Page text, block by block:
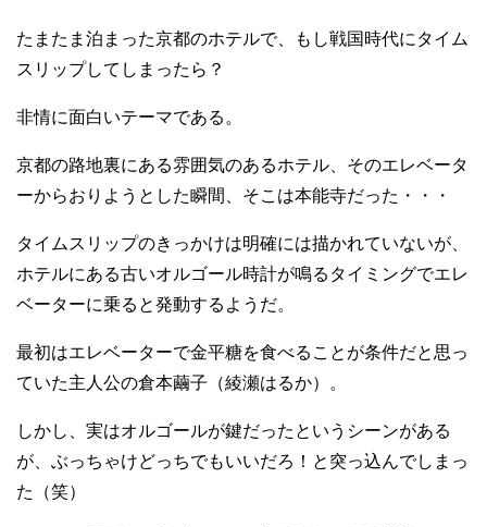
たまたま泊まった京都のホテルで、もし戦国時代にタイム
スリップしてしまったら？
非情に面白いテーマである。
京都の路地裏にある雰囲気のあるホテル、そのエレベータ
ーからおりようとした瞬間、そこは本能寺だった・・・
タイムスリップのきっかけは明確には描かれていないが、
ホテルにある古いオルゴール時計が鳴るタイミングでエレ
ベーターに乗ると発動するようだ。
最初はエレベーターで金平糖を食べることが条件だと思っ
ていた主人公の倉本繭子（綾瀬はるか）。
しかし、実はオルゴールが鍵だったというシーンがある
が、ぶっちゃけどっちでもいいだろ！と突っ込んでしまっ
た（笑）